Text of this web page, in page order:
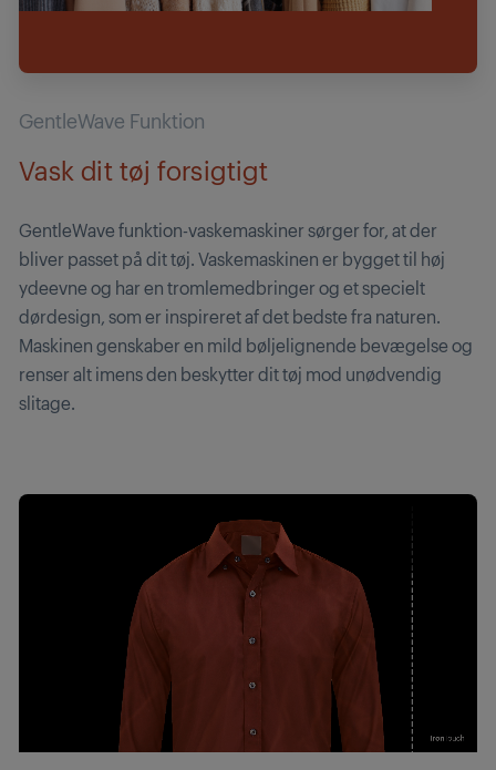
GentleWave Funktion
Vask dit tøj forsigtigt
GentleWave funktion-vaskemaskiner sørger for, at der
bliver passet på dit tøj. Vaskemaskinen er bygget til høj
ydeevne og har en tromlemedbringer og et specielt
dørdesign, som er inspireret af det bedste fra naturen.
Maskinen genskaber en mild bøljelignende bevægelse og
renser alt imens den beskytter dit tøj mod unødvendig
slitage.